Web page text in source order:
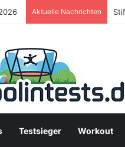
Aktuelle Nachrichten
Testsieger Workout